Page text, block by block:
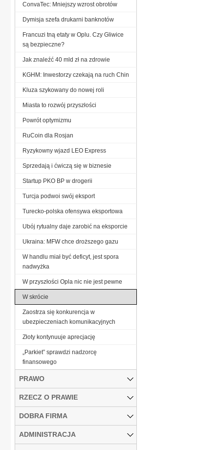
ConvaTec: Mniejszy wzrost obrotów
Dymisja szefa drukarni banknotów
Francuzi tną etaty w Oplu. Czy Gliwice
są bezpieczne?
Jak znaleźć 40 mld zł na zdrowie
KGHM: Inwestorzy czekają na ruch Chin
Kluza szykowany do nowej roli
Miasta to rozwój przyszłości
Powrót optymizmu
RuCoin dla Rosjan
Ryzykowny wjazd LEO Express
Sprzedają i ćwiczą się w biznesie
Startup PKO BP w drogerii
Turcja podwoi swój eksport
Turecko-polska ofensywa eksportowa
Ubój rytualny daje zarobić na eksporcie
Ukraina: MFW chce droższego gazu
W handlu miał być deficyt, jest spora
nadwyżka
W przyszłości Opla nic nie jest pewne
W skrócie
Zaostrza się konkurencja w
ubezpieczeniach komunikacyjnych
Złoty kontynuuje aprecjację
„Parkiet” sprawdzi nadzorcę
finansowego
PRAWO
RZECZ O PRAWIE
DOBRA FIRMA
ADMINISTRACJA